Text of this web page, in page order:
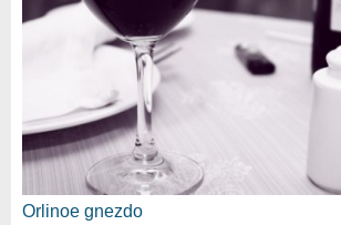
Orlinoe gnezdo